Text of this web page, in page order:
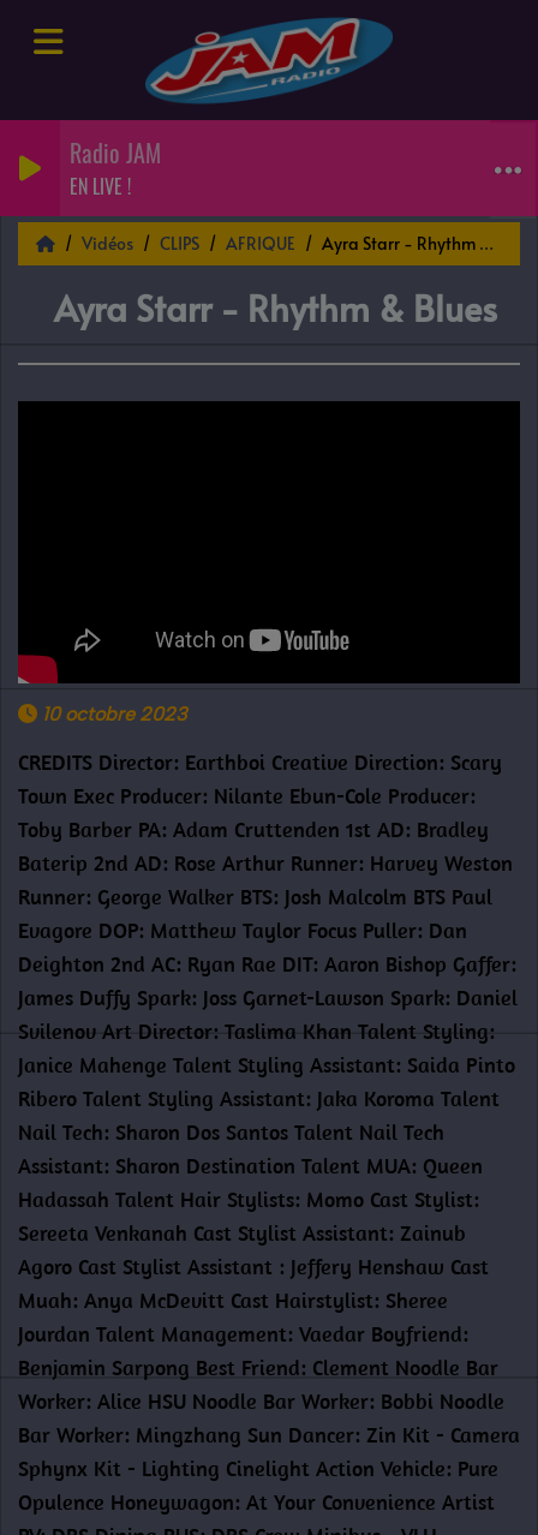
Radio JAM
EN LIVE !
Vidéos CLIPS AFRIQUE Ayra Starr - Rhythm & Blues
Ayra Starr - Rhythm & Blues
10 octobre 2023
CREDITS Director: Earthboi Creative Direction: Scary
Town Exec Producer: Nilante Ebun-Cole Producer:
Toby Barber PA: Adam Cruttenden 1st AD: Bradley
Baterip 2nd AD: Rose Arthur Runner: Harvey Weston
Runner: George Walker BTS: Josh Malcolm BTS Paul
Evagore DOP: Matthew Taylor Focus Puller: Dan
Deighton 2nd AC: Ryan Rae DIT: Aaron Bishop Gaffer:
James Duffy Spark: Joss Garnet-Lawson Spark: Daniel
Svilenov Art Director: Taslima Khan Talent Styling:
Janice Mahenge Talent Styling Assistant: Saida Pinto
Ribero Talent Styling Assistant: Jaka Koroma Talent
Nail Tech: Sharon Dos Santos Talent Nail Tech
Assistant: Sharon Destination Talent MUA: Queen
Hadassah Talent Hair Stylists: Momo Cast Stylist:
Sereeta Venkanah Cast Stylist Assistant: Zainub
Agoro Cast Stylist Assistant : Jeffery Henshaw Cast
Muah: Anya McDevitt Cast Hairstylist: Sheree
Jourdan Talent Management: Vaedar Boyfriend:
Benjamin Sarpong Best Friend: Clement Noodle Bar
Worker: Alice HSU Noodle Bar Worker: Bobbi Noodle
Bar Worker: Mingzhang Sun Dancer: Zin Kit - Camera
Sphynx Kit - Lighting Cinelight Action Vehicle: Pure
Opulence Honeywagon: At Your Convenience Artist